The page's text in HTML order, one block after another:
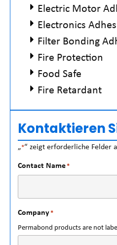
Electric Motor
Electronics
Filter Bonding
Fire Protection
Food Safe
Fire Retardant
Kontaktieren
„*“ zeigt erforderliche Felder
Contact Name*
Company*
Permabond products are not